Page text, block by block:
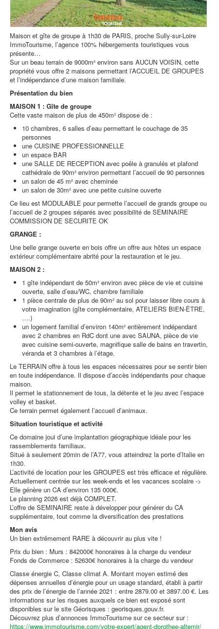
Maison et gîte de groupe à 1h30 de PARIS, proche Sully-sur-Loire
ImmoTourisme, l’agence 100% hébergements touristiques vous
présente…
Sur un beau terrain de 9000m² environ sans AUCUN VOISIN, cette
propriété vous offre 2 maisons permettant l’ACCUEIL DE GROUPES
et l’indépendance d’une maison familiale.
Présentation du bien
MAISON 1 : Gîte de groupe
Cette vaste maison de plus de 450m² dispose de :
10 chambres, 6 salles d’eau permettant le couchage de 35
personnes
une CUISINE PROFESSIONNELLE
un espace BAR
une SALLE DE RECEPTION avec poêle à granulés et plafond
cathédrale de 90m² environ permettant l’accueil de 90 personnes
un salon de 45 m² avec cheminée
un salon de 30m² avec une petite cuisine ouverte
Ce lieu est MODULABLE pour permette l’accueil de grands groupe ou
l’accueil de 2 groupes séparés avec possibilité de SEMINAIRE
COMMISSION DE SECURITE OK
GRANGE :
Une belle grange ouverte en bois offre un offre aux hôtes un espace
extérieur complémentaire abrité pour la restauration et le jeu.
MAISON 2 :
1 gîte indépendant de 50m² environ avec pièce de vie et cuisine
ouverte, salle d’eau/WC, chambre familiale
1 pièce centrale de plus de 90m² au sol pour laisser libre cours à
votre imagination (gîte complémentaire, ATELIERS BIEN-ÊTRE,
….)
un logement familial d’environ 140m² entièrement indépendant
avec 2 chambres en RdC dont une avec SAUNA, pièce de vie
avec cuisine semi-ouverte, magnifique salle de bains en travertin,
véranda et 3 chambres à l’étage.
Le TERRAIN offre à tous les espaces nécessaires pour se sentir bien
en toute indépendance. Il dispose d’accès indépendants pour chaque
maison.
Il permet le stationnement de tous, la détente et le jeu avec l’espace
volley et basket.
Ce terrain permet également l’accueil d’animaux.
Situation touristique et activité
Ce domaine joui d’une implantation géographique idéale pour les
rassemblements familiaux.
Situé à seulement 20min de l’A77, vous atteindrez la porte d’Italie en
1h30.
L’activité de location pour les GROUPES est très efficace et régulière.
Actuellement centrée sur les week-ends et les vacances scolaire ->
Elle génère un CA d’environ 135 000€.
Le planning 2026 est déjà COMPLET.
L’offre de SEMINAIRE reste à développer pour générer du CA
supplémentaire, tout comme la diversification des prestations
Mon avis
Un bien extrêmement RARE à découvrir au plus vite !
Prix du bien : Murs : 842000€ honoraires à la charge du vendeur
Fonds de Commerce : 52630€ honoraires à la charge du vendeur
Classe énergie C, Classe climat A. Montant moyen estimé des
dépenses annuelles d’énergie pour un usage standard, établi à partir
des prix de l’énergie de l’année 2021 : entre 2879.00 et 3897.00 €. Les
informations sur les risques auxquels ce bien est exposé sont
disponibles sur le site Géorisques : georisques.gouv.fr.
Découvrez plus d’annonces ImmoTourisme sur ce secteur sur :
https://www.immotourisme.com/votre-expert/agent-dorothee-altemir/